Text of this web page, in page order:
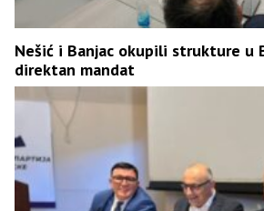
Nešić i Banjac okupili strukture u
direktan mandat